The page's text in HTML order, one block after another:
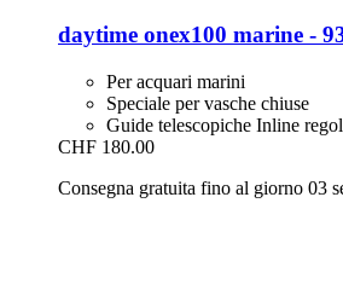
daytime onex100 marine -​
Per acquari marini
Speciale per vasche chiuse
Guide telescopiche Inline
CHF 180.00
Consegna gratuita fino al giorno 03